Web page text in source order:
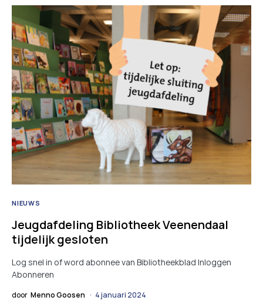
NIEUWS
Jeugdafdeling Bibliotheek Veenendaal
tijdelijk gesloten
Log snel in of word abonnee van Bibliotheekblad Inloggen
Abonneren
door Menno Goosen 4 januari 2024